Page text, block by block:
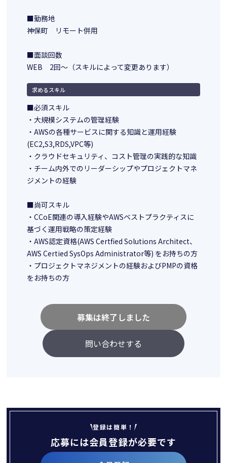
■勤務地
神保町 リモート併用
■面談回数
WEB 2回～（スキルによって変更あります）
求めるスキル
■必須スキル
・大規模システムの管理経験
・AWSの各種サービスに関する知識と運用経験
(EC2,S3,RDS,VPC等)
・クラウドセキュリティ、コスト管理の実践的な知識
・チーム内外でのリーダーシップやプロジェクトマネ
ジメントの経験
■尚可スキル
・CCoE関連の導入経験やAWSベストプラクティスに
基づく運用戦略の策定経験
・AWS認定資格(AWS Certfied Solutions Architect、
AWS Certied SysOps Administrator等) をお持ちの方
・プロジェクトマネジメントの経験およびPMPの資格
をお持ちの方
問い合わせする
募集は終了しました
登録は簡単！
応募には会員登録が必要です